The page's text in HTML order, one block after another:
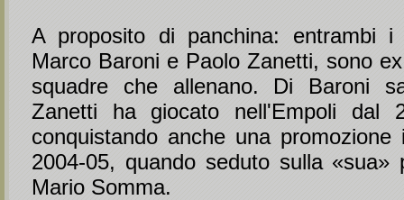
A proposito di panchina: entrambi i
Marco Baroni e Paolo Zanetti, sono
squadre che allenano. Di Baroni
Zanetti ha giocato nell'Empoli dal
conquistando anche una
2004-05, quando seduto sulla «sua»
Mario Somma.